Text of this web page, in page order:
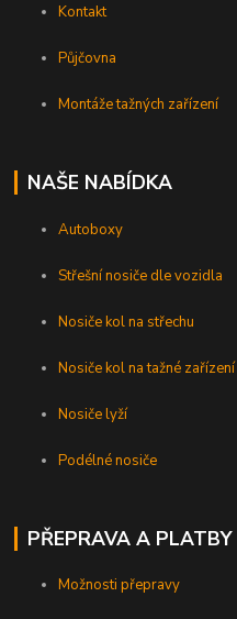
Kontakt
Půjčovna
Montáže tažných zařízení
NAŠE NABÍDKA
Autoboxy
Střešní nosiče dle vozidla
Nosiče kol na střechu
Nosiče kol na tažné zařízení
Nosiče lyží
Podélné nosiče
PŘEPRAVA A PLATBY
Možnosti přepravy